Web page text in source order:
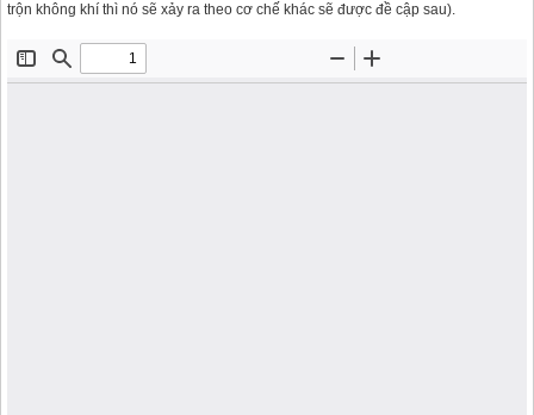
trộn không khí thì nó sẽ xảy ra theo cơ chế khác sẽ được đề cập sau).